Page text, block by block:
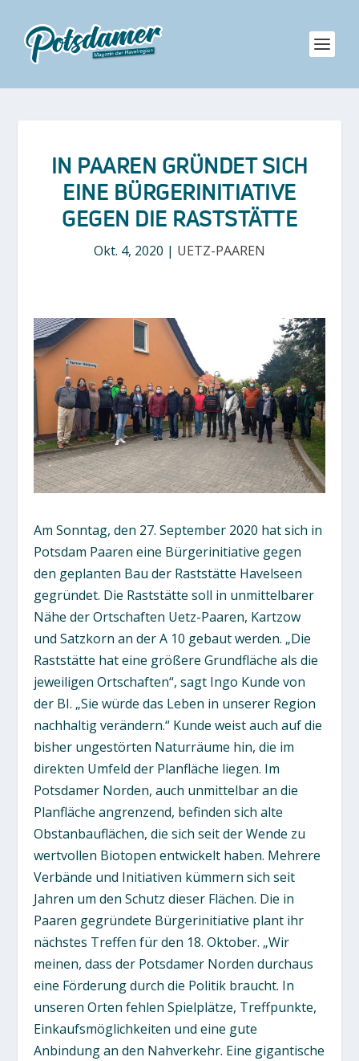
IN PAAREN GRÜNDET SICH
EINE BÜRGERINITIATIVE
GEGEN DIE RASTSTÄTTE
Okt. 4, 2020 | UETZ-PAAREN
Am Sonntag, den 27. September 2020 hat sich in
Potsdam Paaren eine Bürgerinitiative gegen
den geplanten Bau der Raststätte Havelseen
gegründet. Die Raststätte soll in unmittelbarer
Nähe der Ortschaften Uetz-Paaren, Kartzow
und Satzkorn an der A 10 gebaut werden. „Die
Raststätte hat eine größere Grundfläche als die
jeweiligen Ortschaften“, sagt Ingo Kunde von
der BI. „Sie würde das Leben in unserer Region
nachhaltig verändern.“ Kunde weist auch auf die
bisher ungestörten Naturräume hin, die im
direkten Umfeld der Planfläche liegen. Im
Potsdamer Norden, auch unmittelbar an die
Planfläche angrenzend, befinden sich alte
Obstanbauflächen, die sich seit der Wende zu
wertvollen Biotopen entwickelt haben. Mehrere
Verbände und Initiativen kümmern sich seit
Jahren um den Schutz dieser Flächen. Die in
Paaren gegründete Bürgerinitiative plant ihr
nächstes Treffen für den 18. Oktober. „Wir
meinen, dass der Potsdamer Norden durchaus
eine Förderung durch die Politik braucht. In
unseren Orten fehlen Spielplätze, Treffpunkte,
Einkaufsmöglichkeiten und eine gute
Anbindung an den Nahverkehr. Eine gigantische